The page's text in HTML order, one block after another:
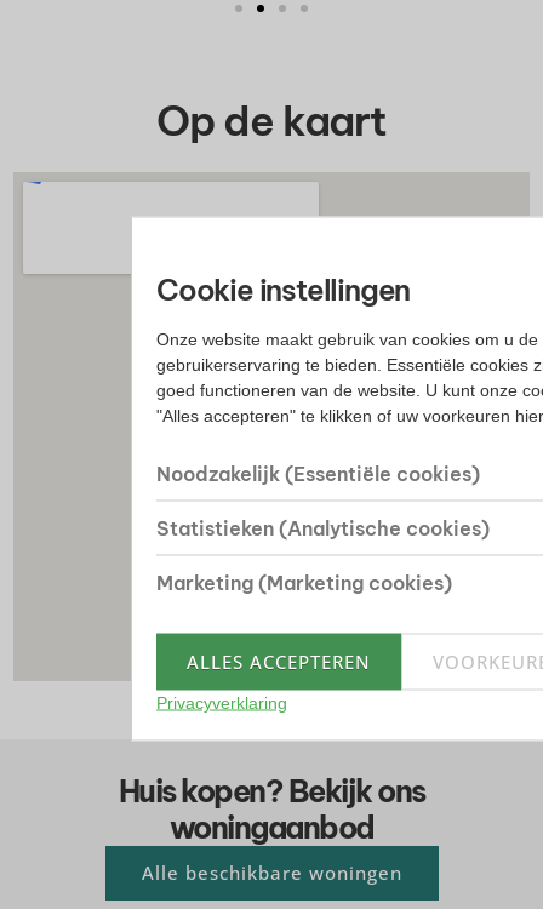
Op de kaart
Huis kopen? Bekijk ons
woningaanbod
Alle beschikbare woningen
Cookie instellingen
Onze website maakt gebruik van cookies om u
gebruikerservaring te bieden. Essentiële cookies
goed functioneren van de website. U kunt onze
"Alles accepteren" te klikken of uw voorkeuren
Noodzakelijk (Essentiële cookies)
Statistieken (Analytische cookies)
Marketing (Marketing cookies)
ALLES ACCEPTEREN
Privacyverklaring